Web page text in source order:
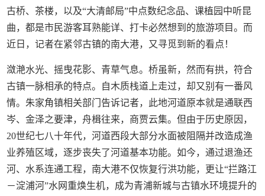
古桥、茶楼，以及“大清邮局”中点数纪念品、课植园中听昆
曲，都是市民游客耳熟能详、打卡必然想到的旅游项目。而
近日，记者在紧邻古镇的南大港，又寻觅到新的看点！
潋滟水光、摇曳花影、青草气息。桥虽新，然而有拱，符合
古镇一脉相承的特点。自木质栈道上走过，却又别有一番风
情。朱家角镇相关部门告诉记者，此地河道原本就是通联西
岑、金泽之要津，舟楫往来，商贾云集。但由于历史原因，
20世纪七八十年代，河道西段大部分水面被阻隔并改造成渔
业养殖区域，逐步丧失了河道基本功能。如今，通过退渔还
河、水系连通工程，南大港不仅恢复行洪功能，更让“拦路江
－淀浦河”水网重焕生机，成为青浦新城与古镇水环境提升的